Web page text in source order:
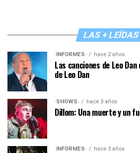
LAS + LEÍDAS
·INFORMES· hace 2 años
Las canciones de Leo
de Leo Dan
·SHOWS· hace 3 años
Dillom: Una muerte y un
·INFORMES· hace 3 años